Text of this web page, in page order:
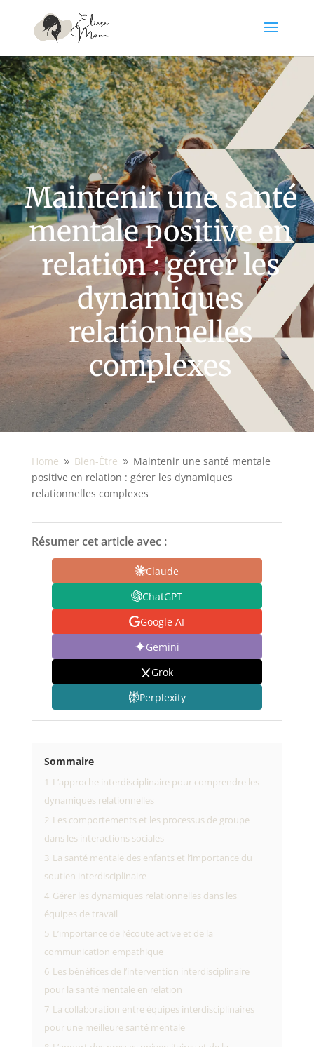
Maintenir une santé
mentale positive en
relation : gérer les
dynamiques
relationnelles
complexes
Home 9 Bien-Être 9 Maintenir une santé mentale
positive en relation : gérer les dynamiques
relationnelles complexes
Résumer cet article avec :
Claude
ChatGPT
Google AI
Gemini
Grok
Perplexity
Sommaire
1 L’approche interdisciplinaire pour comprendre les
dynamiques relationnelles
2 Les comportements et les processus de groupe
dans les interactions sociales
3 La santé mentale des enfants et l’importance du
soutien interdisciplinaire
4 Gérer les dynamiques relationnelles dans les
équipes de travail
5 L’importance de l’écoute active et de la
communication empathique
6 Les bénéfices de l’intervention interdisciplinaire
pour la santé mentale en relation
7 La collaboration entre équipes interdisciplinaires
pour une meilleure santé mentale